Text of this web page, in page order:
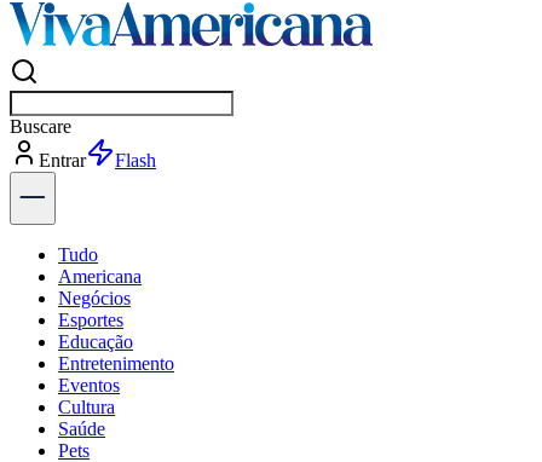
Buscarpo
Entrar
Flash
Tudo
Americana
Negócios
Esportes
Educação
Entretenimento
Eventos
Cultura
Saúde
Pets